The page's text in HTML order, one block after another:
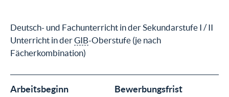
Deutsch- und Fachunterricht in der Sekundarstufe I / II
Unterricht in derGIB-Oberstufe (je nach
Fächerkombination)
Arbeitsbeginn Bewerbungsfrist